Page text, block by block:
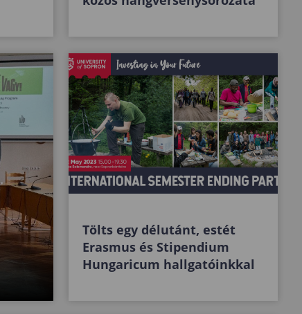
Tölts egy délutánt, estét
Erasmus és Stipendium
Hungaricum hallgatóinkkal